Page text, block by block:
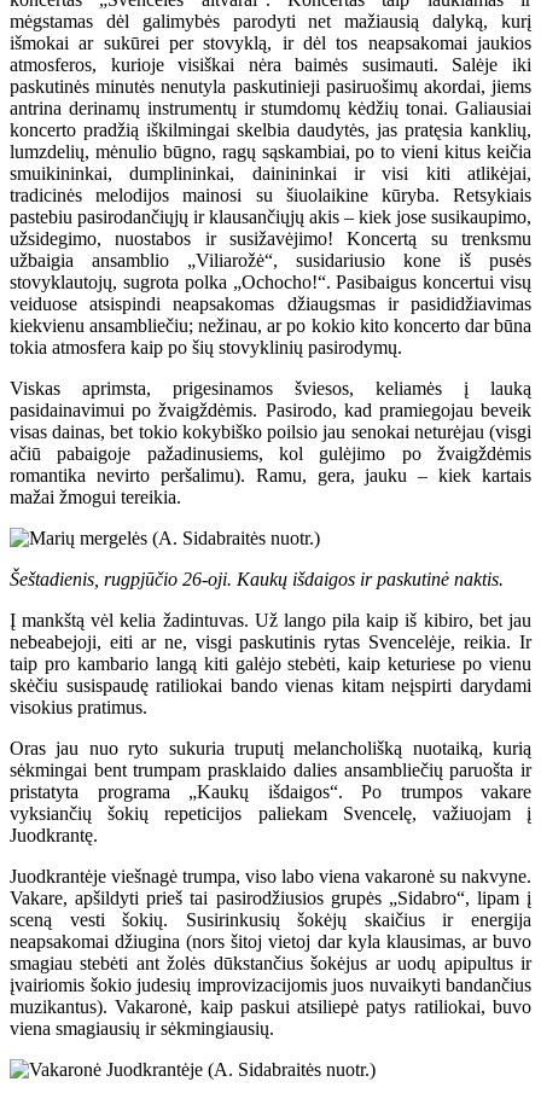
mėgstamas dėl galimybės parodyti net mažiausią dalyką, kurį
išmokai ar sukūrei per stovyklą, ir dėl tos neapsakomai jaukios
atmosferos, kurioje visiškai nėra baimės susimauti. Salėje iki
paskutinės minutės nenutyla paskutinieji pasiruošimų akordai, jiems
antrina derinamų instrumentų ir stumdomų kėdžių tonai. Galiausiai
koncerto pradžią iškilmingai skelbia daudytės, jas pratęsia kanklių,
lumzdelių, mėnulio būgno, ragų sąskambiai, po to vieni kitus keičia
smuikininkai, dumplininkai, dainininkai ir visi kiti atlikėjai,
tradicinės melodijos mainosi su šiuolaikine kūryba. Retsykiais
pastebiu pasirodančiųjų ir klausančiųjų akis – kiek jose susikaupimo,
užsidegimo, nuostabos ir susižavėjimo! Koncertą su trenksmu
užbaigia ansamblio „Viliarožė“, susidariusio kone iš pusės
stovyklautojų, sugrota polka „Ochocho!“. Pasibaigus koncertui visų
veiduose atsispindi neapsakomas džiaugsmas ir pasididžiavimas
kiekvienu ansambliečiu; nežinau, ar po kokio kito koncerto dar būna
tokia atmosfera kaip po šių stovyklinių pasirodymų.
Viskas aprimsta, prigesinamos šviesos, keliamės į lauką
pasidainavimui po žvaigždėmis. Pasirodo, kad pramiegojau beveik
visas dainas, bet tokio kokybiško poilsio jau senokai neturėjau (visgi
ačiū pabaigoje pažadinusiems, kol gulėjimo po žvaigždėmis
romantika nevirto peršalimu). Ramu, gera, jauku – kiek kartais
mažai žmogui tereikia.
Šeštadienis, rugpjūčio 26-oji. Kaukų išdaigos ir paskutinė naktis.
Į mankštą vėl kelia žadintuvas. Už lango pila kaip iš kibiro, bet jau
nebeabejoji, eiti ar ne, visgi paskutinis rytas Svencelėje, reikia. Ir
taip pro kambario langą kiti galėjo stebėti, kaip keturiese po vienu
skėčiu susispaudę ratiliokai bando vienas kitam neįspirti darydami
visokius pratimus.
Oras jau nuo ryto sukuria truputį melancholišką nuotaiką, kurią
sėkmingai bent trumpam prasklaido dalies ansambliečių paruošta ir
pristatyta programa „Kaukų išdaigos“. Po trumpos vakare
vyksiančių šokių repeticijos paliekam Svencelę, važiuojam į
Juodkrantę.
Juodkrantėje viešnagė trumpa, viso labo viena vakaronė su nakvyne.
Vakare, apšildyti prieš tai pasirodžiusios grupės „Sidabro“, lipam į
sceną vesti šokių. Susirinkusių šokėjų skaičius ir energija
neapsakomai džiugina (nors šitoj vietoj dar kyla klausimas, ar buvo
smagiau stebėti ant žolės dūkstančius šokėjus ar uodų apipultus ir
įvairiomis šokio judesių improvizacijomis juos nuvaikyti bandančius
muzikantus). Vakaronė, kaip paskui atsiliepė patys ratiliokai, buvo
viena smagiausių ir sėkmingiausių.